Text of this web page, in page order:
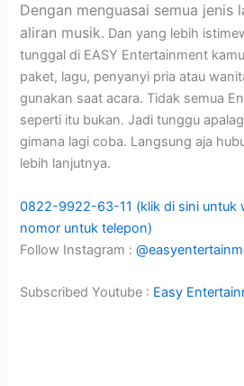
Dengan menguasai semua jenis
aliran musik. Dan yang lebih
tunggal di EASY Entertainment
paket, lagu, penyanyi pria atau
gunakan saat acara. Tidak semua
seperti itu bukan. Jadi tunggu
gimana lagi coba. Langsung aja
lebih lanjutnya.
0822-9922-63-11 (klik di sini untuk
nomor untuk telepon)
Follow Instagram :
Subscribed Youtube : Easy